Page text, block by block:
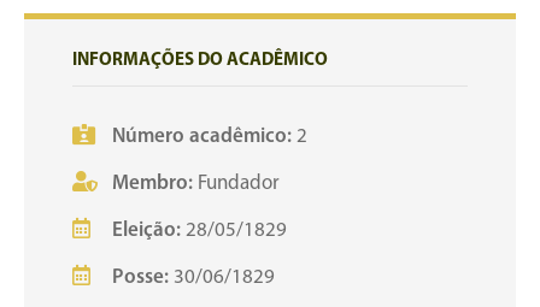
INFORMAÇÕES DO ACADÊMICO
Número acadêmico: 2
Membro: Fundador
Eleição: 28/05/1829
Posse: 30/06/1829